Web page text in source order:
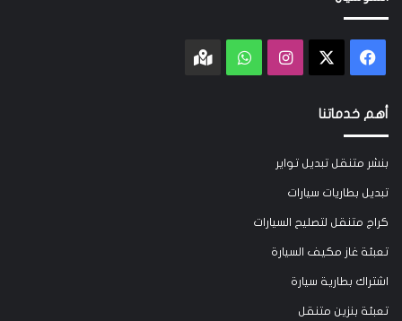
فيسبوك انستقرامواتسابGoogle
أهم خدماتنا
بنشر متنقل تبديل تواير
تبديل بطاريات سيارات
كراج متنقل لتصليح السيارات
تعبئة غاز مكيف السيارة
اشتراك بطارية سيارة
تعبئة بنزين متنقل